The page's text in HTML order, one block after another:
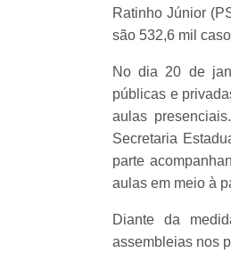
Ratinho Júnior
são 532,6 mil
No dia 20 de
públicas e
aulas
Secretaria
parte
aulas em meio à
Diante da
assembleias nos